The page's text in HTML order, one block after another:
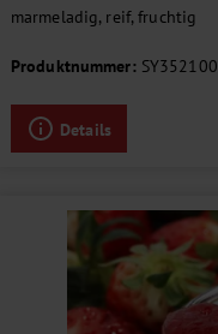
marmeladig, reif, fruchtig
Produktnummer: SY352100
Details